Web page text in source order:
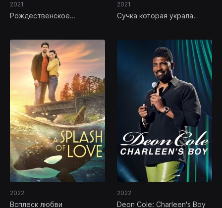
2021
Рождественское
2021
Сучка которая украла
2022
Всплеск любви
2022
Deon Cole: Charleen's Boy